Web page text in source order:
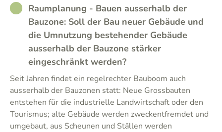
RATHER_GOOD
Raumplanung - Bauen ausserhalb der
Bauzone: Soll der Bau neuer Gebäude und
die Umnutzung bestehender Gebäude
ausserhalb der Bauzone stärker
eingeschränkt werden?
Seit Jahren findet ein regelrechter Bauboom auch
ausserhalb der Bauzonen statt: Neue Grossbauten
entstehen für die industrielle Landwirtschaft oder den
Tourismus; alte Gebäude werden zweckentfremdet und
umgebaut, aus Scheunen und Ställen werden